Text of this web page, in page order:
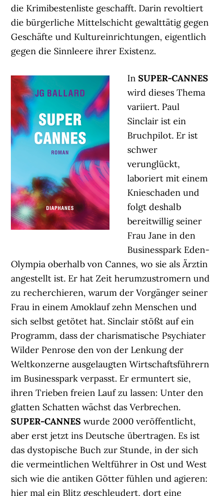
die Krimibestenliste geschafft. Darin revoltiert
die bürgerliche Mittelschicht gewalttätig gegen
Geschäfte und Kultureinrichtungen, eigentlich
gegen die Sinnleere ihrer Existenz.
InSUPER-CANNES
wird dieses Thema
variiert. Paul
Sinclair ist ein
Bruchpilot. Er ist
schwer
verunglückt,
laboriert mit einem
Knieschaden und
folgt deshalb
bereitwillig seiner
Frau Jane in den
Businesspark Eden-
Olympia oberhalb von Cannes, wo sie als Ärztin
angestellt ist. Er hat Zeit herumzustromern und
zu recherchieren, warum der Vorgänger seiner
Frau in einem Amoklauf zehn Menschen und
sich selbst getötet hat. Sinclair stößt auf ein
Programm, dass der charismatische Psychiater
Wilder Penrose den von der Lenkung der
Weltkonzerne ausgelaugten Wirtschaftsführern
im Businesspark verpasst. Er ermuntert sie,
ihren Trieben freien Lauf zu lassen: Unter den
glatten Schatten wächst das Verbrechen.
SUPER-CANNES wurde 2000 veröffentlicht,
aber erst jetzt ins Deutsche übertragen. Es ist
das dystopische Buch zur Stunde, in der sich
die vermeintlichen Weltführer in Ost und West
sich wie die antiken Götter fühlen und agieren:
hier mal ein Blitz geschleudert, dort eine